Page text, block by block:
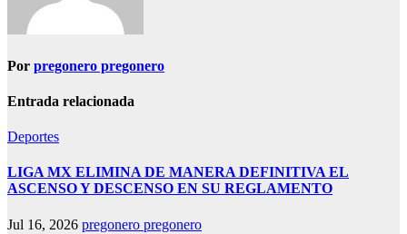
Por pregonero pregonero
Entrada relacionada
Deportes
LIGA MX ELIMINA DE MANERA DEFINITIVA EL
ASCENSO Y DESCENSO EN SU REGLAMENTO
Jul 16, 2026 pregonero pregonero